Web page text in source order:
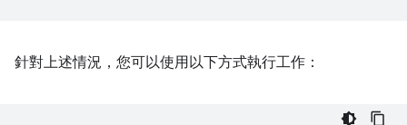
針對上述情況，您可以使用以下方式執行工作：